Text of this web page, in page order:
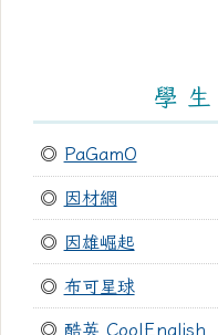
學
◎ PaGamO
◎ 因材網
◎ 因雄崛起
◎ 布可星球
◎ 酷英 CoolEnglish